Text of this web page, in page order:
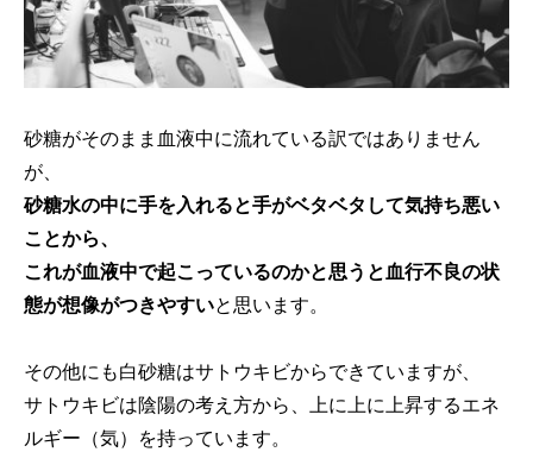
砂糖がそのまま血液中に流れている訳ではありません
が、
砂糖水の中に手を入れると手がベタベタして気持ち悪い
ことから、
これが血液中で起こっているのかと思うと血行不良の状
態が想像がつきやすいと思います。
その他にも白砂糖はサトウキビからできていますが、
サトウキビは陰陽の考え方から、上に上に上昇するエネ
ルギー（気）を持っています。